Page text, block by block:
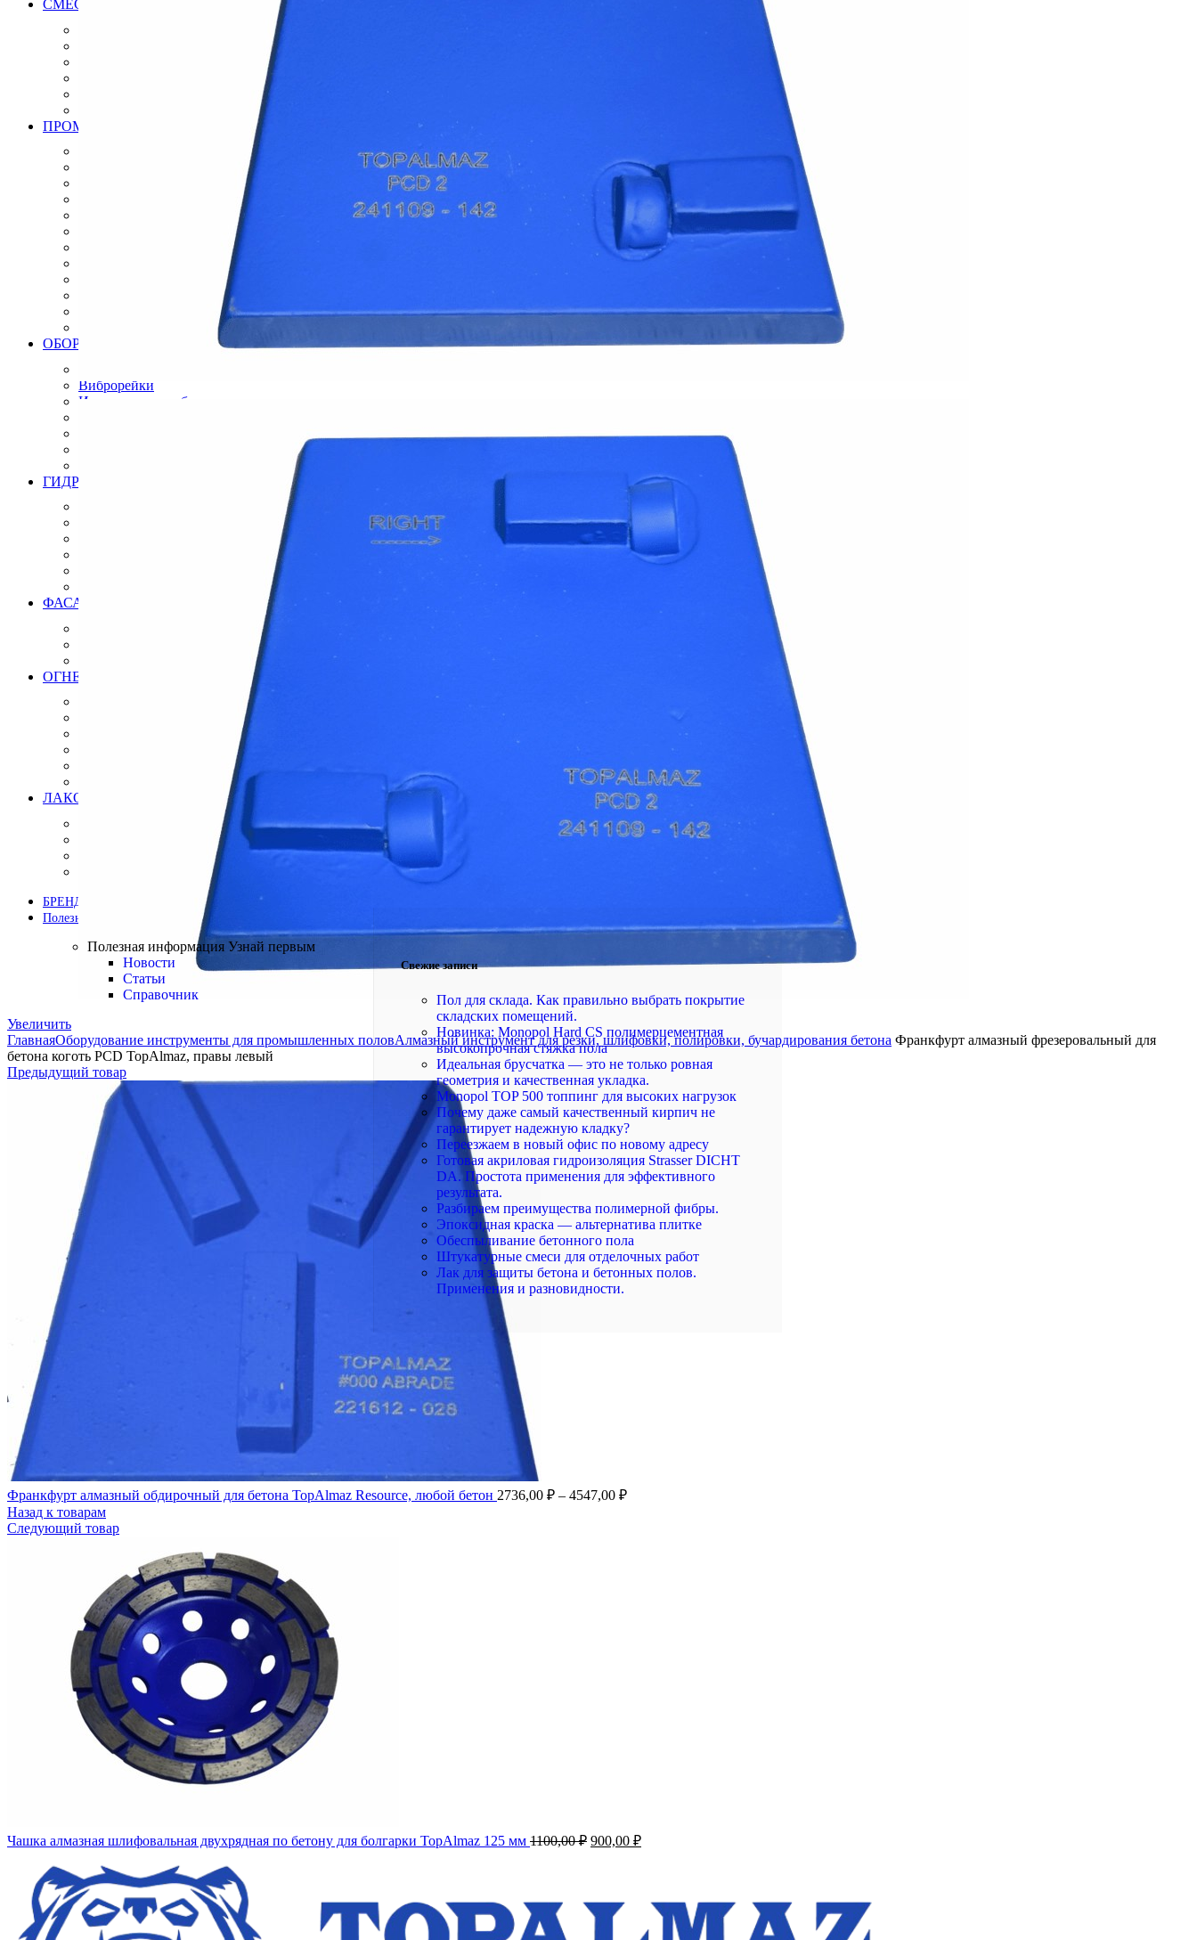
СМЕСИ РАСТВОРЫ ДЛЯ МОЩЕНИЯ БРУСЧАТКИ, КАМНЯ
Клей и затирка для плит натурального камня
Затирка для плит натурального камня
Дренажный раствор для брусчатки
ПРОМЫШЛЕННЫЕ ПОЛЫ
Полиуретан цементные полы
Бетонно мозаичная плитка
Антистатические полы, плитка
Модульные ПВХ покрытия плитки
Искробезопасные полы, плитки
ОБОРУДОВАНИЕ ИНСТРУМЕНТЫ ДЛЯ ПРОМЫШЛЕННЫХ ПОЛОВ
Виброрейки
Инструмент для бетонных полов
ГИДРОИЗОЛЯЦИЯ
Полиуретановая мастика гидроизоляция
Битумно полимерная гидроизоляция
ФАСАДНЫЕ СИСТЕМЫ УТЕПЛЕНИЯ
Термопанели (Фасадные панели)
СФТК Квик-микс Лобатерм (Мокрый фасад)
Навесные системы утепления фасада
ОГНЕЗАЩИТНЫЕ СОСТАВЫ ПОКРЫТИЯ
Огнезащита металлических конструкций
Огнезащита железобетонных конструкций
Огнезащита композитных материалов
Огнезащита воздуховодов
Огнезащита лстк и оцинкованных профилей
ЛАКОКРАСОЧНЫЕ МАТЕРИАЛЫ
БРЕНДЫ
Полезная информация
Полезная информация Узнай первым
Новости
Статьи
Справочник
Свежие записи
Пол для склада. Как правильно выбрать покрытие
складских помещений.
Новинка: Monopol Hard CS полимерцементная
высокопрочная стяжка пола
Идеальная брусчатка — это не только ровная
геометрия и качественная укладка.
Monopol TOP 500 топпинг для высоких нагрузок
Почему даже самый качественный кирпич не
гарантирует надежную кладку?
Переезжаем в новый офис по новому адресу
Готовая акриловая гидроизоляция Strasser DICHT
DA. Простота применения для эффективного
результата.
Разбираем преимущества полимерной фибры.
Эпоксидная краска — альтернатива плитке
Обеспыливание бетонного пола
Штукатурные смеси для отделочных работ
Лак для защиты бетона и бетонных полов.
Применения и разновидности.
Консультация без выходных: 9.00-20.00
8 (495) 642-22-01
Увеличить
ГлавнаяОборудование инструменты для промышленных половАлмазный инструмент для резки, шлифовки, полировки, бучардирования бетона Франкфурт алмазный фрезеровальный для
бетона коготь PCD TopAlmaz, правы левый
Предыдущий товар
Франкфурт алмазный обдирочный для бетона TopAlmaz Resource, любой бетон 2736,00 ₽ – 4547,00 ₽
Назад к товарам
Следующий товар
Чашка алмазная шлифовальная двухрядная по бетону для болгарки TopAlmaz 125 мм 1100,00₽ 900,00 ₽